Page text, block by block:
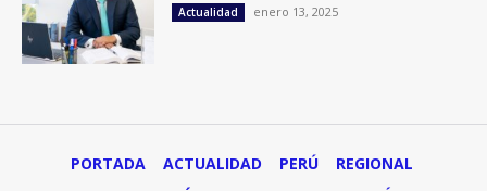
Actualidad enero 13, 2025
PORTADA ACTUALIDAD PERÚ
REGIONAL